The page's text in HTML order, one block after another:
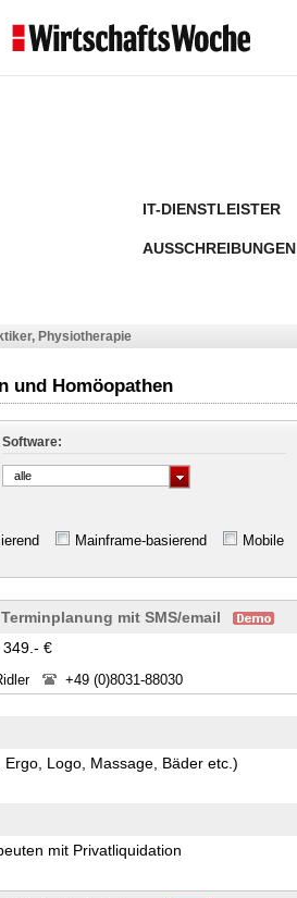
IT-DIENSTLEISTER
AUSSCHREIBUNGEN
Physiotherapie
und Homöopathen
Software:
alle
Mainframe-basierend Mobile
mit SMS/email
€
+49 (0)8031-88030
Logo, Massage, Bäder etc.)
mit Privatliquidation